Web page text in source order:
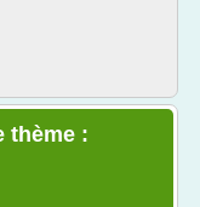
thème :